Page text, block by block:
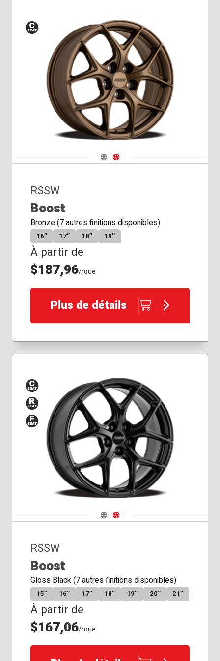
Siège
conique
Navigate 1
Navigate 2
RSSW
Boost
Bronze (7 autres finitions disponibles)
16″ 17″ 18″ 19″
À partir de
$187,96/roue
Plus de détails
Siège
conique
Siège
Siège
Navigate 1
Navigate 2
RSSW
Boost
Gloss Black (7 autres finitions disponibles)
15″ 16″ 17″ 18″ 19″ 20″ 21″
À partir de
$167,06/roue